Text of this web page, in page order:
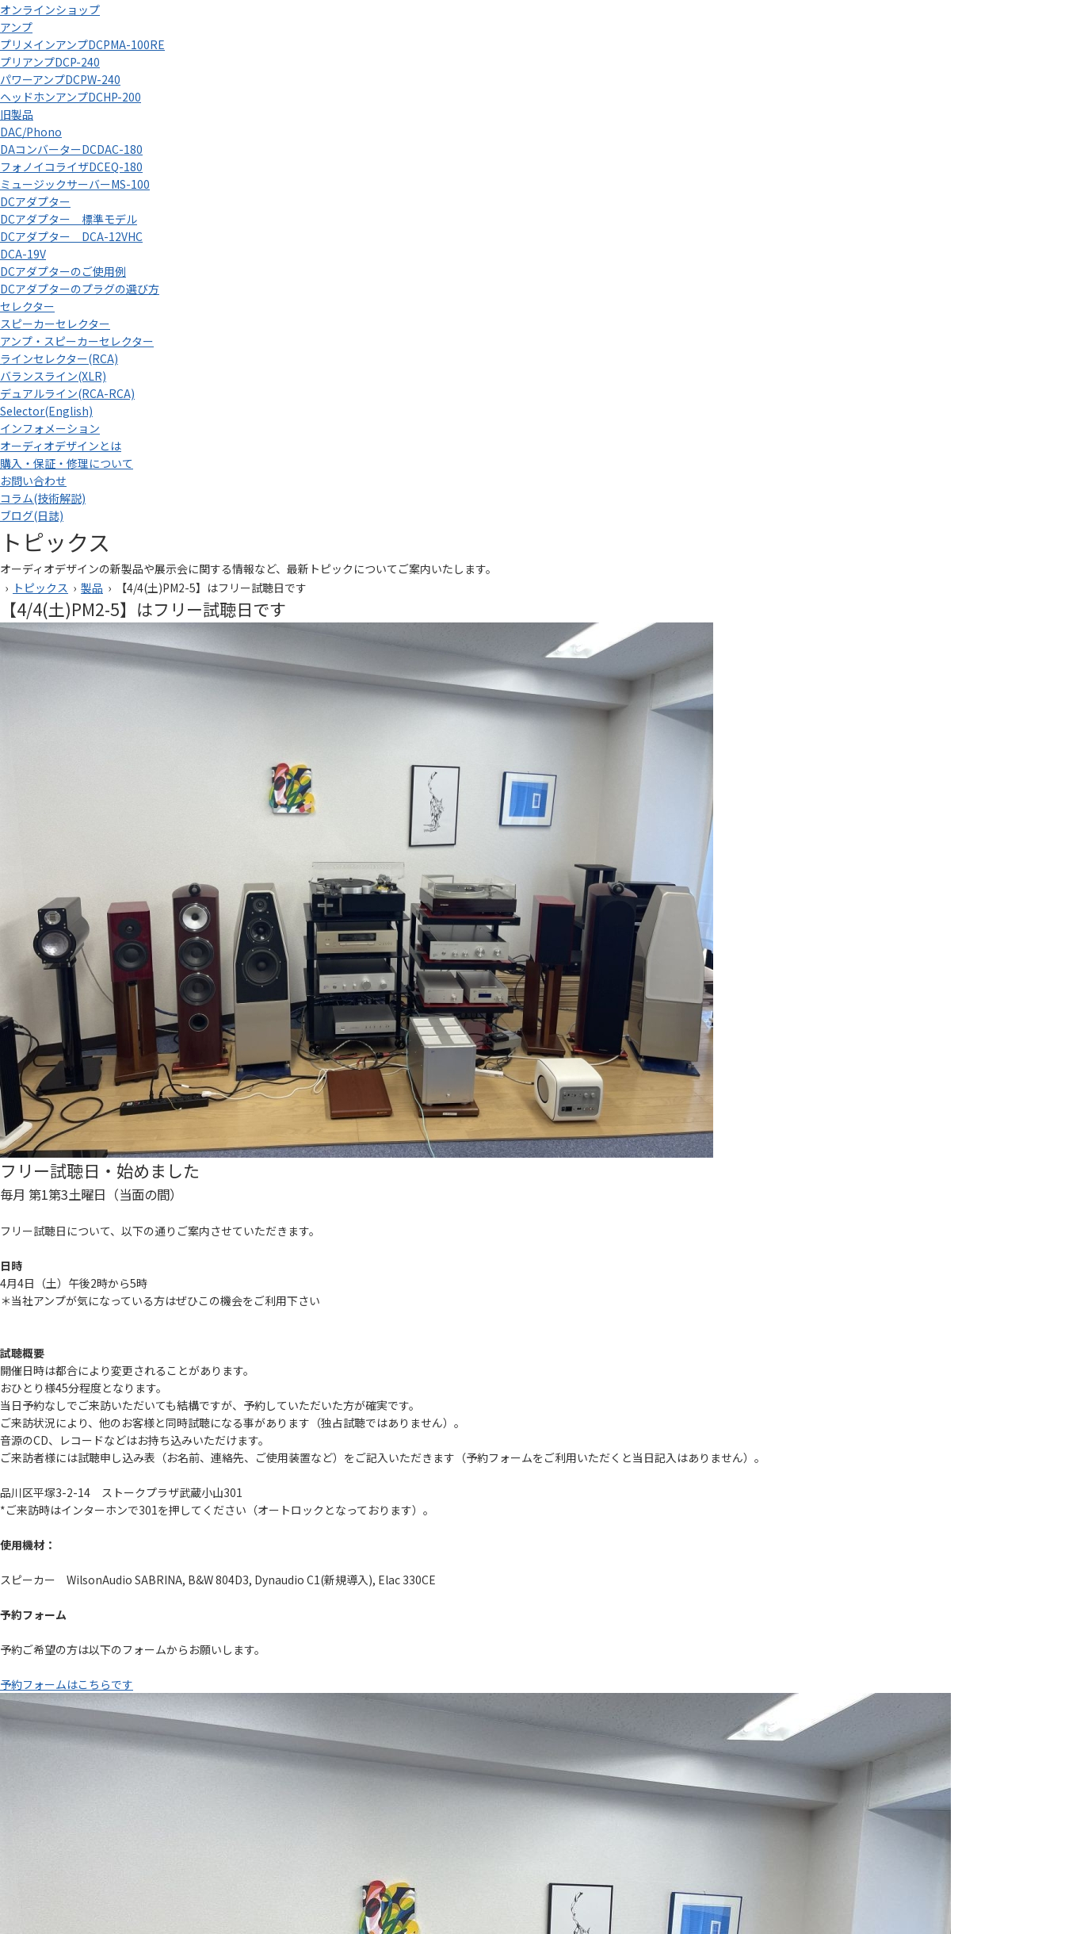
オンラインショップ
アンプ
プリメインアンプDCPMA-100RE
プリアンプDCP-240
パワーアンプDCPW-240
ヘッドホンアンプDCHP-200
旧製品
DAC/Phono
DAコンバーターDCDAC-180
フォノイコライザDCEQ-180
ミュージックサーバーMS-100
DCアダプター
DCアダプター 標準モデル
DCアダプター DCA-12VHC
DCA-19V
DCアダプターのご使用例
DCアダプターのプラグの選び方
セレクター
スピーカーセレクター
アンプ・スピーカーセレクター
ラインセレクター(RCA)
バランスライン(XLR)
デュアルライン(RCA-RCA)
Selector(English)
インフォメーション
オーディオデザインとは
購入・保証・修理について
お問い合わせ
コラム(技術解説)
ブログ(日誌)
トピックス
オーディオデザインの新製品や展示会に関する情報など、最新トピックについてご案内いたします。
› トピックス › 製品 › 【4/4(土)PM2-5】はフリー試聴日です
【4/4(土)PM2-5】はフリー試聴日です
フリー試聴日・始めました
毎月 第1第3土曜日（当面の間）
フリー試聴日について、以下の通りご案内させていただきます。
日時
4月4日（土）午後2時から5時
＊当社アンプが気になっている方はぜひこの機会をご利用下さい
試聴概要
開催日時は都合により変更されることがあります。
おひとり様45分程度となります。
当日予約なしでご来訪いただいても結構ですが、予約していただいた方が確実です。
ご来訪状況により、他のお客様と同時試聴になる事があります（独占試聴ではありません）。
音源のCD、レコードなどはお持ち込みいただけます。
ご来訪者様には試聴申し込み表（お名前、連絡先、ご使用装置など）をご記入いただきます（予約フォームをご利用いただくと当日記入はありません）。
品川区平塚3-2-14 ストークプラザ武蔵小山301
*ご来訪時はインターホンで301を押してください（オートロックとなっております）。
使用機材：
スピーカー WilsonAudio SABRINA, B&W 804D3, Dynaudio C1(新規導入), Elac 330CE
予約フォーム
予約ご希望の方は以下のフォームからお願いします。
予約フォームはこちらです